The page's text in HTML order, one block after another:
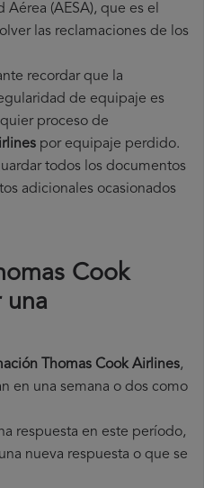
(AESA), que es el
las reclamaciones de los
recordar que la
de equipaje es
proceso de
por equipaje perdido.
todos los documentos
adicionales ocasionados
Cook
una
Thomas Cook Airlines,
en una semana o dos como
respuesta en este período,
nueva respuesta o que se